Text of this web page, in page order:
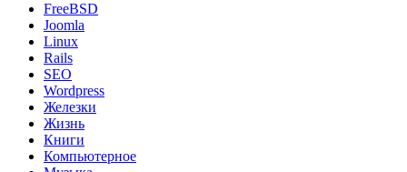
FreeBSD
Joomla
Linux
Rails
SEO
Wordpress
Железки
Жизнь
Книги
Компьютерное